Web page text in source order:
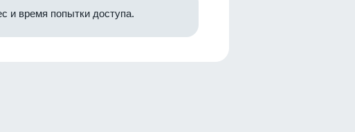
и время попытки доступа.